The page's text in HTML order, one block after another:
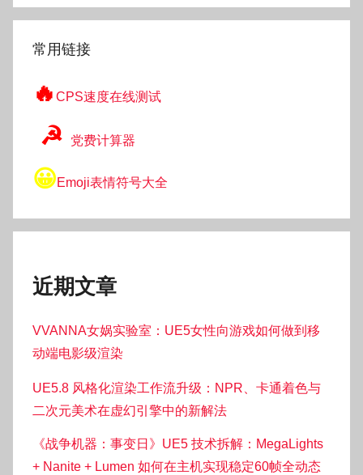
索
常用链接
🔥 CPS速度在线测试
☭ 党费计算器
😀Emoji表情符号大全
近期文章
VVANNA女娲实验室：UE5女性向游戏如何做到移
动端电影级渲染
UE5.8 风格化渲染工作流升级：NPR、卡通着色与
二次元美术在虚幻引擎中的新解法
《战争机器：事变日》UE5 技术拆解：MegaLights
+ Nanite + Lumen 如何在主机实现稳定60帧全动态